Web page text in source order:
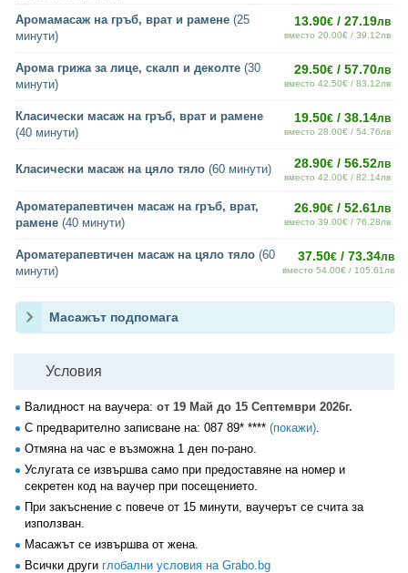
Аромамасаж на гръб, врат и рамене (25
минути)
13.90€ / 27.19лв
вместо 20.00€ / 39.12лв
Арома грижа за лице, скалп и деколте (30
минути)
29.50€ / 57.70лв
вместо 42.50€ / 83.12лв
Класически масаж на гръб, врат и рамене
(40 минути)
19.50€ / 38.14лв
вместо 28.00€ / 54.76лв
Класически масаж на цяло тяло (60 минути) 28.90€ / 56.52лв
вместо 42.00€ / 82.14лв
Ароматерапевтичен масаж на гръб, врат,
рамене (40 минути)
26.90€ / 52.61лв
вместо 39.00€ / 76.28лв
Ароматерапевтичен масаж на цяло тяло (60
минути)
37.50€ / 73.34лв
вместо 54.00€ / 105.61лв
Масажът подпомага
Условия
Валидност на ваучера: от 19 Май до 15 Септември 2026г.
С предварително записване на: 087 89* **** (покажи).
Отмяна на час е възможна 1 ден по-рано.
Услугата се извършва само при предоставяне на номер и
секретен код на ваучер при посещението.
При закъснение с повече от 15 минути, ваучерът се счита за
използван.
Масажът се извършва от жена.
Всички други глобални условия на Grabo.bg